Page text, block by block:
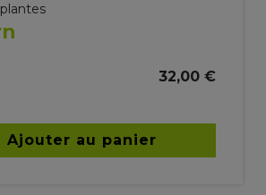
32,00 €
Ajouter au panier